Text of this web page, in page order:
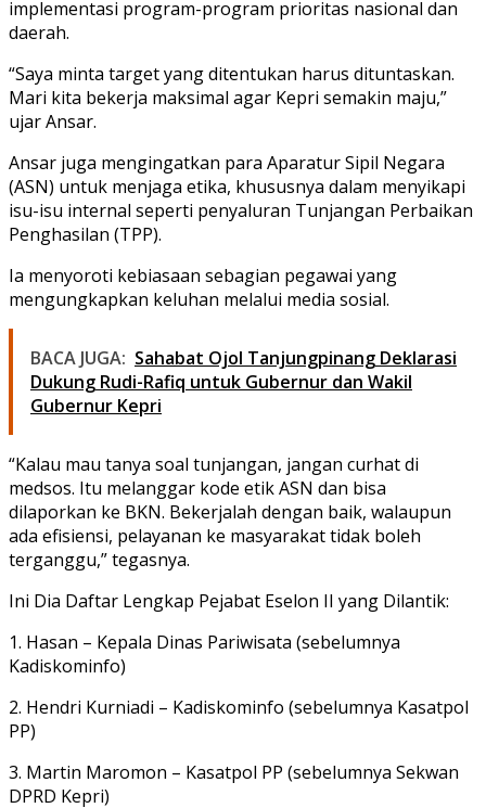
implementasi program-program prioritas nasional dan
daerah.
“Saya minta target yang ditentukan harus dituntaskan.
Mari kita bekerja maksimal agar Kepri semakin maju,”
ujar Ansar.
Ansar juga mengingatkan para Aparatur Sipil Negara
(ASN) untuk menjaga etika, khususnya dalam menyikapi
isu-isu internal seperti penyaluran Tunjangan Perbaikan
Penghasilan (TPP).
Ia menyoroti kebiasaan sebagian pegawai yang
mengungkapkan keluhan melalui media sosial.
BACA JUGA: Sahabat Ojol Tanjungpinang Deklarasi
Dukung Rudi-Rafiq untuk Gubernur dan Wakil
Gubernur Kepri
“Kalau mau tanya soal tunjangan, jangan curhat di
medsos. Itu melanggar kode etik ASN dan bisa
dilaporkan ke BKN. Bekerjalah dengan baik, walaupun
ada efisiensi, pelayanan ke masyarakat tidak boleh
terganggu,” tegasnya.
Ini Dia Daftar Lengkap Pejabat Eselon II yang Dilantik:
1. Hasan – Kepala Dinas Pariwisata (sebelumnya
Kadiskominfo)
2. Hendri Kurniadi – Kadiskominfo (sebelumnya Kasatpol
PP)
3. Martin Maromon – Kasatpol PP (sebelumnya Sekwan
DPRD Kepri)